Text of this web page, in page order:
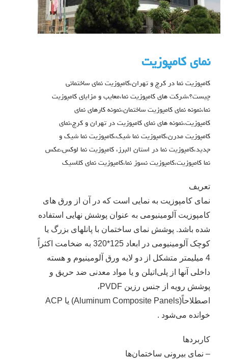
نمای کامپوزیت
کامپوزیت نما در کرج و تهران،کامپوزیت نمای ساختمانی
چیست؟،شرکت های کامپوزیت نما،معایب و مزایای کامپوزیت
نما،نمونه نمای کامپوزیت ساختمان،نمونه کارهای نمای
کامپوزیت،نمونه های نمای کامپوزیت در تهران و کرج،نمای
کامپوزیت مدرن،کامپوزیت نما شیک،کامپوزیت نما شیک و
جدید،کامپوزیت نما در استان البرز، کامپوزیت نما لوکس،عکس
نما کامپوزیت،کامپوزیت نسوز نما،کامپوزیت نمای کلاسیک
تعریف
نمای کامپوزیت به نمایی است که در آن از ورق های
کامپوزیت آلومینیومی به عنوان پوشش نهایی استفاده
شده باشد. پوشش نمای ساختمان با پانلهای بزرگ يا
کوچک آلومینیومی در ابعاد 125*320 به ضخامت اکثراً
4 میلیمتر متشکل از دو لایه ورق آلومینیوم و هسته
داخلی آنها از پلی‌اتیلن و یا مواد معدنی ضد حریق و
پوشش رویه از جنس رزین PVDF،
اصطلاحاً(Aluminum Composite Panels) یا ACP
خوانده می‌شود .
کاربردها
– نمای بیرونی ساختمان‌ها